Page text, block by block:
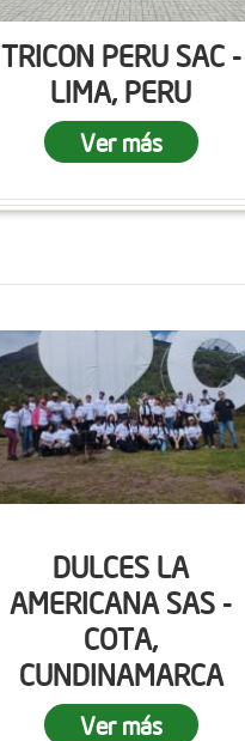
TRICON PERU SAC -
LIMA, PERU
Ver más
DULCES LA
AMERICANA SAS -
COTA,
CUNDINAMARCA
Ver más